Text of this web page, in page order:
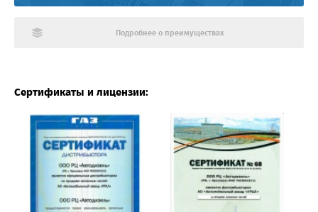
Подробнее о преимуществах
Сертификаты и лицензии: